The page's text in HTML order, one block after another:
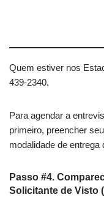
Quem estiver nos
439-2340.
Para agendar a
primeiro, preencher
modalidade de entrega
Passo #4.
Solicitante de Visto